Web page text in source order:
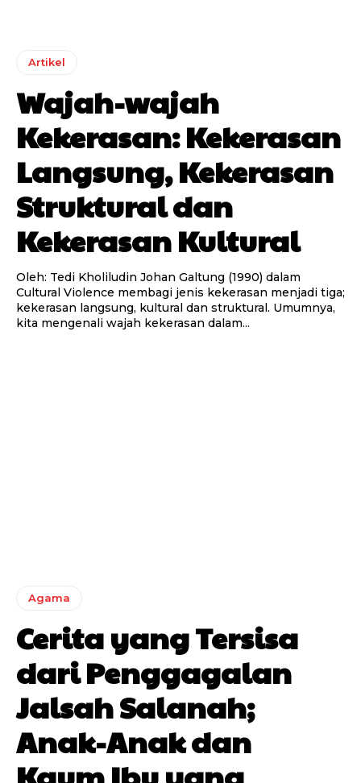
Artikel
Wajah-wajah
Kekerasan: Kekerasan
Langsung, Kekerasan
Struktural dan
Kekerasan Kultural
Oleh: Tedi Kholiludin Johan Galtung (1990) dalam
Cultural Violence membagi jenis kekerasan menjadi tiga;
kekerasan langsung, kultural dan struktural. Umumnya,
kita mengenali wajah kekerasan dalam...
Agama
Cerita yang Tersisa
dari Penggagalan
Jalsah Salanah;
Anak-Anak dan